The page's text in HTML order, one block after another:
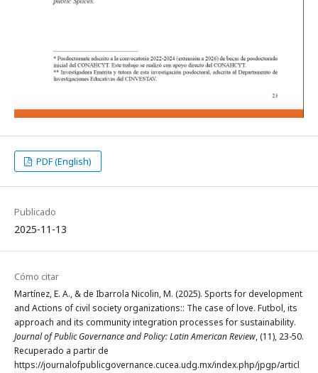
PDF (English)
Publicado
2025-11-13
Cómo citar
Martínez, E. A., & de Ibarrola Nicolin, M. (2025). Sports for development
and Actions of civil society organizations:: The case of love. Futbol, its
approach and its community integration processes for sustainability.
Journal of Public Governance and Policy: Latin American Review, (11), 23-50.
Recuperado a partir de
https://journalofpublicgovernance.cucea.udg.mx/index.php/jpgp/articl